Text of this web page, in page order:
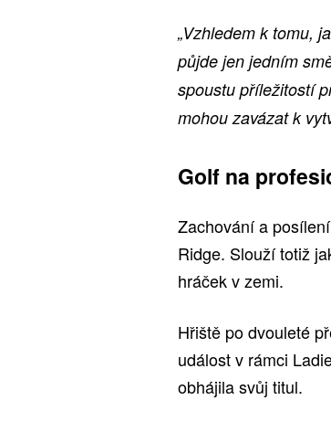
„Vzhledem k tomu,
půjde jen jedním
spoustu příležitostí
mohou zavázat k
Golf na
Zachování a
Ridge. Slouží totiž
hráček v zemi.
Hřiště po dvouleté
událost v rámci
obhájila svůj titul.